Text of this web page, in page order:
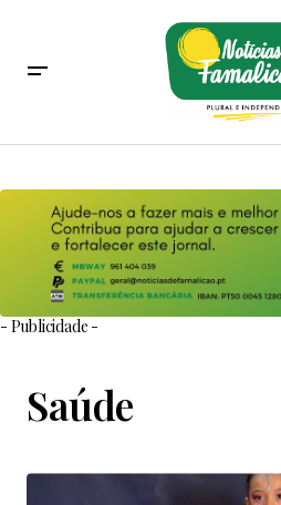
- Publicidade -
Saúde